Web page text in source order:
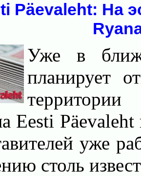
Päevaleht: На
Уже в
планирует
Eesti
уже
столь